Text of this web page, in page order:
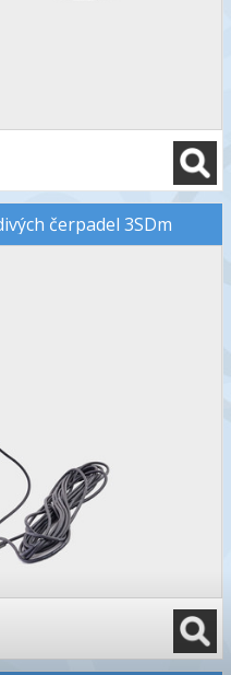
čerpadel 3SDm